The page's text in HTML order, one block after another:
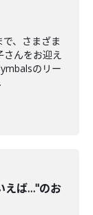
、さまざま
さんをお迎え
のリー
えば…"のお